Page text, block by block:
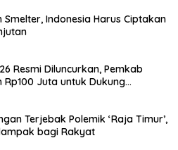
Smelter, Indonesia Harus Ciptakan
Resmi Diluncurkan, Pemkab
Juta untuk Dukung
Terjebak Polemik ‘Raja Timur’,
bagi Rakyat